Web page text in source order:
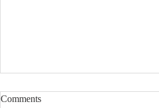
Comments